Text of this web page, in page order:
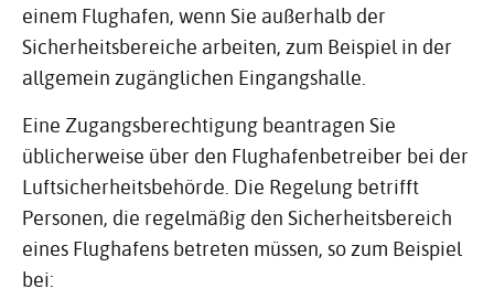
einem Flughafen, wenn Sie außerhalb der
Sicherheitsbereiche arbeiten, zum Beispiel in der
allgemein zugänglichen Eingangshalle.
Eine Zugangsberechtigung beantragen Sie
üblicherweise über den Flughafenbetreiber bei der
Luftsicherheitsbehörde. Die Regelung betrifft
Personen, die regelmäßig den Sicherheitsbereich
eines Flughafens betreten müssen, so zum Beispiel
bei: